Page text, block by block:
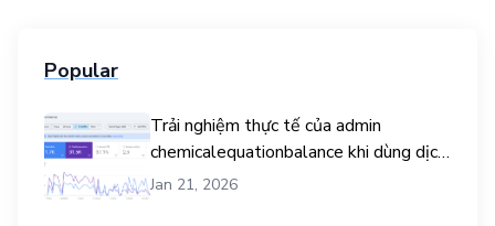
Popular
Trải nghiệm thực tế của admin
chemicalequationbalance khi dùng dịch
vụ mua traffic user
Jan 21, 2026